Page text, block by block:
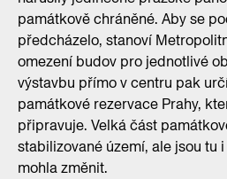
památkově chráněné. Aby se
předcházelo, stanoví
omezení budov pro jednotlivé
výstavbu přímo v centru pak
památkové rezervace Prahy,
připravuje. Velká část
stabilizované území, ale jsou tu
mohla změnit.